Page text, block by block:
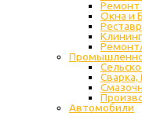
Ремонт
Окна и
Автомобили